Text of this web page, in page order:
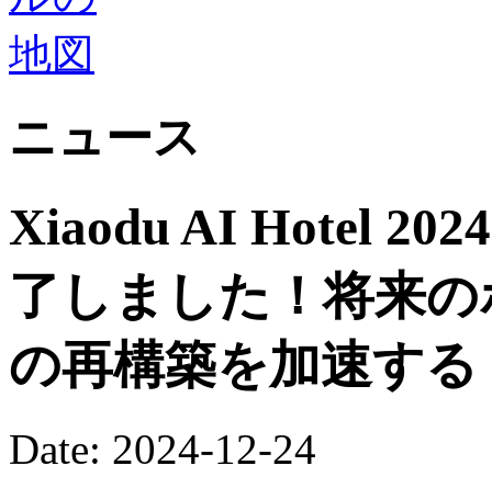
ニュース
Xiaodu AI Hotel
了しました！将来
の再構築を加速する
Date: 2024-12-24